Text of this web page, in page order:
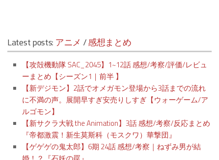
Latest posts: アニメ /感想まとめ
【攻殻機動隊 SAC_2045】1~12話 感想/考察/評価/レビュ
ーまとめ【シーズン1｜前半 】
【新デジモン】2話でオメガモン登場から3話までの流れ
に不満の声。展開早すぎ安売りしすぎ【ウォーゲーム/ア
ルゴモン】
【新サクラ大戦 the Animation】3話 感想/考察/反応まとめ
『帝都激震！新生莫斯科（モスクワ）華撃団』
【ゲゲゲの鬼太郎】6期 24話 感想/考察｜ねずみ男が結